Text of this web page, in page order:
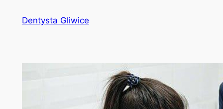
Dentysta Gliwice